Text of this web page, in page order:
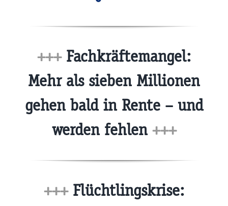
+++Fachkräftemangel:
Mehr als sieben Millionen
gehen bald in Rente – und
werden fehlen +++
+++Flüchtlingskrise: